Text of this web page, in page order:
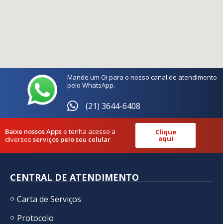
Mande um Oi para o nosso canal de atendimento
pelo WhatsApp.
(21) 3644-6408
Baixe nossos Appse tenha acesso a
diversos serviços pelo seu celular
Clique
aqui
CENTRAL DE ATENDIMENTO
Carta de Serviços
Protocolo